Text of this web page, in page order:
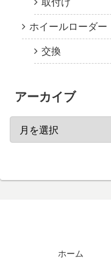
ホイールローダー
交換
アーカイブ
ホーム